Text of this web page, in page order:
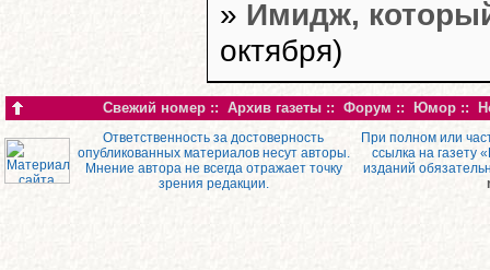
» Имидж,
октября)
Свежий номер :: Архив газеты :: Форум :: Юмор ::
Ответственность за достоверность
опубликованных материалов несут авторы.
Мнение автора не всегда отражает точку
зрения редакции.
При полном или
ссылка на газету
изданий